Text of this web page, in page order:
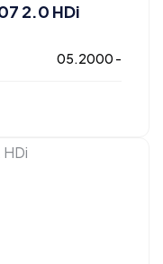
2.0 HDi
05.2000 -